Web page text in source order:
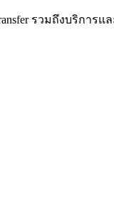
รวมถึงบริการ